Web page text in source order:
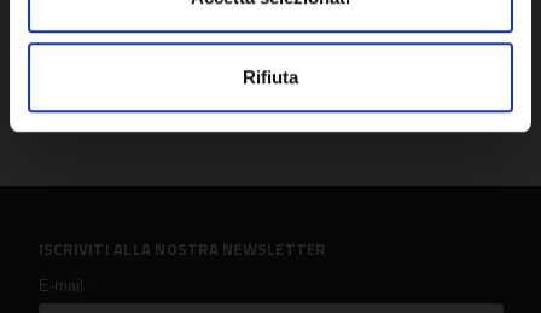
Rifiuta
ISCRIVITI ALLA NOSTRA NEWSLETTER